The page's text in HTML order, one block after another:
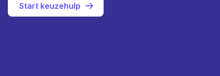
Start keuzehulp